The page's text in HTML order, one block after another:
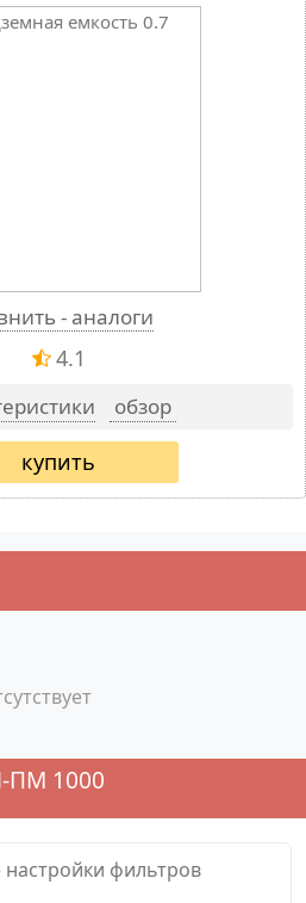
- аналоги
4.1
обзор
купить
1000
фильтров